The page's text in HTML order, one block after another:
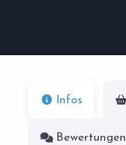
Infos
Bewertungen